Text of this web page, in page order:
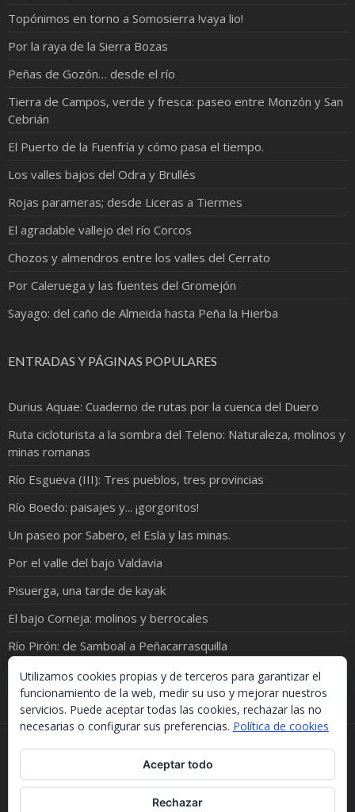
Topónimos en torno a Somosierra !vaya lio!
Por la raya de la Sierra Bozas
Peñas de Gozón… desde el río
Tierra de Campos, verde y fresca: paseo entre Monzón y San
Cebrián
El Puerto de la Fuenfría y cómo pasa el tiempo.
Los valles bajos del Odra y Brullés
Rojas parameras; desde Liceras a Tiermes
El agradable vallejo del río Corcos
Chozos y almendros entre los valles del Cerrato
Por Caleruega y las fuentes del Gromejón
Sayago: del caño de Almeida hasta Peña la Hierba
ENTRADAS Y PÁGINAS POPULARES
Durius Aquae: Cuaderno de rutas por la cuenca del Duero
Ruta cicloturista a la sombra del Teleno: Naturaleza, molinos y
minas romanas
Río Esgueva (III): Tres pueblos, tres provincias
Río Boedo: paisajes y... ¡gorgoritos!
Un paseo por Sabero, el Esla y las minas.
Por el valle del bajo Valdavia
Pisuerga, una tarde de kayak
El bajo Corneja: molinos y berrocales
Río Pirón: de Samboal a Peñacarrasquilla
Por el río Luna, ¡que está en Babia!
Si necesitas algo de este blog puedes cogerlo, lo único
que te pido es que menciones la procedencia. Gracias.
Should you need something from this blog, just take it.
The only thing I'd ask you is to mention this site. Many
Utilizamos cookies propias y de terceros para garantizar el
funcionamiento de la web, medir su uso y mejorar nuestros
servicios. Puede aceptar todas las cookies, rechazar las no
necesarias o configurar sus preferencias. Política de cookies
Aceptar todo
Rechazar